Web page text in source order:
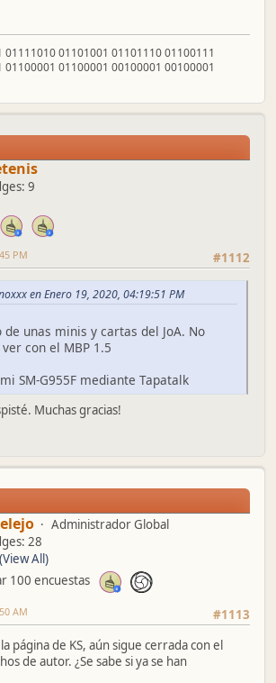
01111010 01101001 01101110 01100111
01100001 01100001 00100001 00100001
9
#1112
PM
en Enero 19, 2020, 04:19:51 PM
de unas minis y cartas del JoA. No
con el MBP 1.5
SM-G955F mediante Tapatalk
Muchas gracias!
Administrador Global
28
(View All)
#1113
AM
página de KS, aún sigue cerrada con el
de autor. ¿Se sabe si ya se han